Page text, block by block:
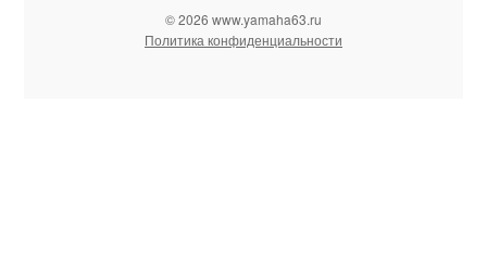
© 2026 www.yamaha63.ru
Политика конфиденциальности